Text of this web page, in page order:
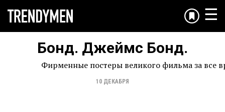
☰
Бонд. Джеймс Бонд.
Фирменные постеры великого фильма за все
10 ДЕКАБРЯ